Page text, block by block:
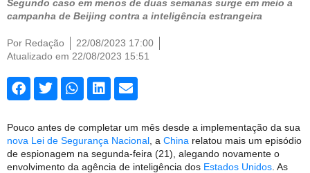
Segundo caso em menos de duas semanas surge em meio a
campanha de Beijing contra a inteligência estrangeira
Por Redação
22/08/2023 17:00
Atualizado em 22/08/2023 15:51
Pouco antes de completar um mês desde a implementação da sua
nova Lei de Segurança Nacional , a China relatou mais um episódio
de espionagem na segunda-feira (21), alegando novamente o
envolvimento da agência de inteligência dos Estados Unidos . As